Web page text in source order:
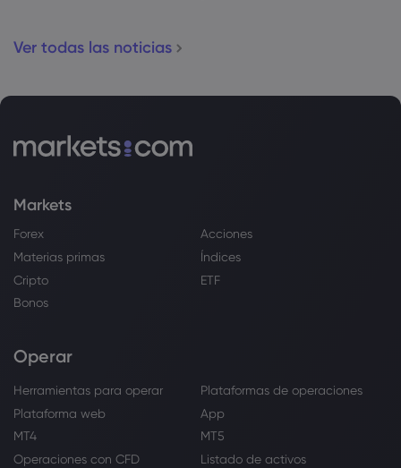
Ver todas las noticias
Markets
Forex
Acciones
Materias primas
Índices
Cripto
ETF
Bonos
Operar
Herramientas para operar
Plataformas de operaciones
Plataforma web
App
MT4
MT5
Operaciones con CFD
Listado de activos